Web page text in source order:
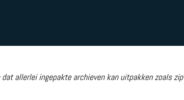
allerlei ingepakte archieven kan uitpakken zoals